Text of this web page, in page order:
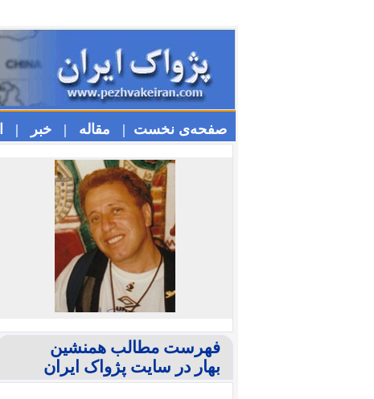
صفحه‌ی نخست | مقاله | خبر |
فهرست مطالب همنشین
بهار در سایت پژواک ایران